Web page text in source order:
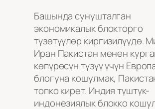
Башында сунушталган
экономикалык блокторго
түзөтүүлөр киргизилүүдө.
Иран Пакистан менен
көпүрөсүн түзүү үчүн
блогуна кошулмак,
топко кирет. Индия түштүк-
индонезиялык блокко